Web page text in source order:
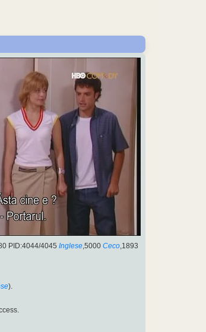
PID:4044/4045 Inglese,5000 Ceco,1893
).